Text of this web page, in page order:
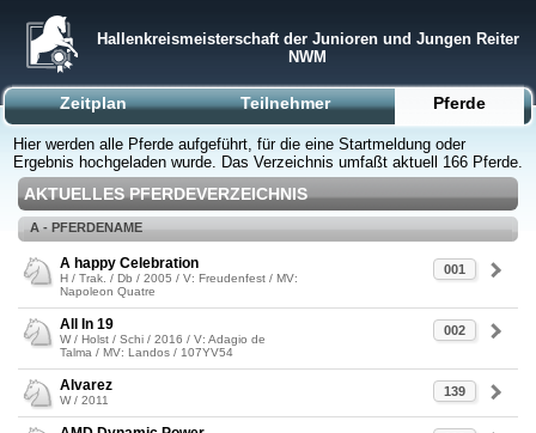
Hallenkreismeisterschaft der Junioren und Jungen Reiter
NWM
Zeitplan Teilnehmer Pferde
Hier werden alle Pferde aufgeführt, für die eine Startmeldung oder
Ergebnis hochgeladen wurde. Das Verzeichnis umfaßt aktuell 166 Pferde.
AKTUELLES PFERDEVERZEICHNIS
A - PFERDENAME
001
A happy Celebration
H / Trak. / Db / 2005 / V: Freudenfest / MV:
Napoleon Quatre
002
All In 19
W / Holst / Schi / 2016 / V: Adagio de
Talma / MV: Landos / 107YV54
139
Alvarez
W / 2011